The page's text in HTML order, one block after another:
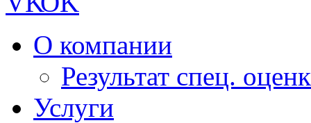
О компании
Результат спец.
Услуги